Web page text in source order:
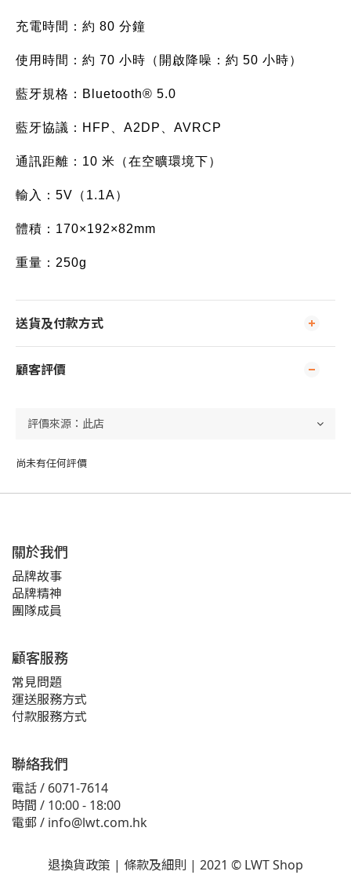
充電時間：約 80 分鐘
使用時間：約 70 小時（開啟降噪：約 50 小時）
藍牙規格：Bluetooth® 5.0
藍牙協議：HFP、A2DP、AVRCP
通訊距離：10 米（在空曠環境下）
輸入：5V（1.1A）
體積：170×192×82mm
重量：250g
送貨及付款方式
顧客評價
尚未有任何評價
關於我們
品牌故事
品牌精神
團隊成員
顧客服務
常見問題
運送服務方式
付款服務方式
聯絡我們
電話 / 6071-7614
時間 / 10:00 - 18:00
電郵 / info@lwt.com.hk
退換貨政策 | 條款及細則 | 2021 © LWT Shop